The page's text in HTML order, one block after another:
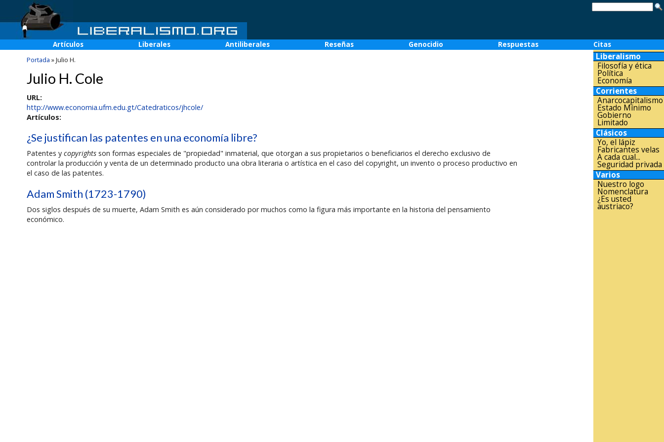
Artículos Liberales Antiliberales Reseñas Genocidio Respuestas
Citas
Portada »Julio H.
Julio H. Cole
URL:
http://www.economia.ufm.edu.gt/Catedraticos/jhcole/
Artículos:
¿Se justifican las patentes en una economía libre?
Patentes y copyrightsson formas especiales de "propiedad" inmaterial, que otorgan a sus propietarios o beneficiarios el derecho exclusivo de
controlar la producción y venta de un determinado producto una obra literaria o artística en el caso del copyright, un invento o proceso productivo en
el caso de las patentes.
Adam Smith (1723-1790)
Dos siglos después de su muerte, Adam Smith es aún considerado por muchos como la figura más importante en la historia del pensamiento
económico.
Liberalismo
Filosofía y ética
Política
Economía
Corrientes
Anarcocapitalismo
Estado Mínimo
Gobierno
Limitado
Clásicos
Yo, el lápiz
Fabricantes velas
A cada cual...
Seguridad privada
Varios
Nuestro logo
Nomenclatura
¿Es usted
austriaco?